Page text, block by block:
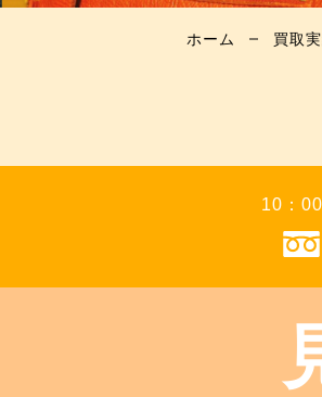
ホーム 買取
10：